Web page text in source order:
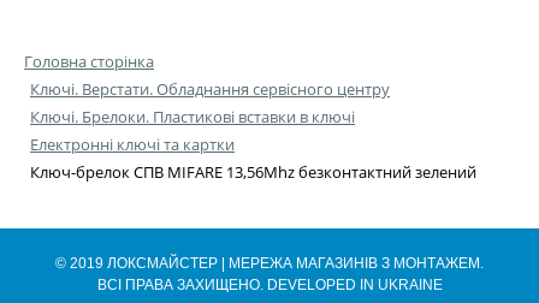
Головна сторінка
Ключі. Верстати. Обладнання сервісного центру
Ключі. Брелоки. Пластикові вставки в ключі
Електронні ключі та картки
Ключ-брелок СПВ MIFARE 13,56Mhz безконтактний зелений
© 2019 ЛОКСМАЙСТЕР | МЕРЕЖА МАГАЗИНІВ З МОНТАЖЕМ.
ВСІ ПРАВА ЗАХИЩЕНО. DEVELOPED IN UKRAINE